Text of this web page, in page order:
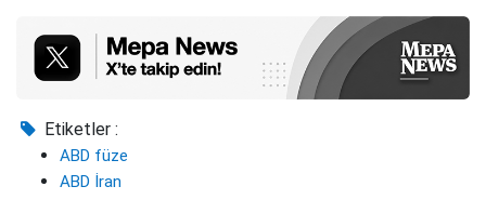
Etiketler :
ABD füze
ABD İran